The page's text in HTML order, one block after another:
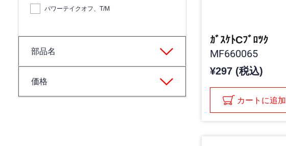
パワーテイクオフ、T/M
部品名
価格
ｶﾞｽｹﾄCﾌﾞﾛﾂｸ
MF660065
¥297 (税込)
カートに追加